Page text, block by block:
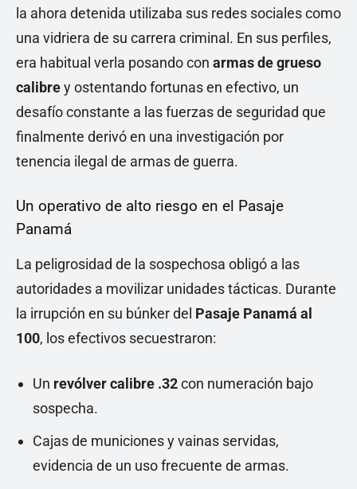
la ahora detenida utilizaba sus redes sociales como
una vidriera de su carrera criminal. En sus perfiles,
era habitual verla posando con armas de grueso
calibrey ostentando fortunas en efectivo, un
desafío constante a las fuerzas de seguridad que
finalmente derivó en una investigación por
tenencia ilegal de armas de guerra.
Un operativo de alto riesgo en el Pasaje
Panamá
La peligrosidad de la sospechosa obligó a las
autoridades a movilizar unidades tácticas. Durante
la irrupción en su búnker del Pasaje Panamá al
100, los efectivos secuestraron:
Un revólver calibre .32con numeración bajo
sospecha.
Cajas de municiones y vainas servidas,
evidencia de un uso frecuente de armas.